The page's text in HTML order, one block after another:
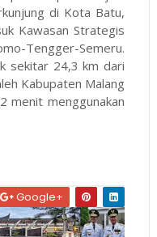
di Kota Batu,
Kawasan Strategis
Tengger-Semeru.
sekitar 24,3 km dari
Kabupaten Malang
menit menggunakan
Google+